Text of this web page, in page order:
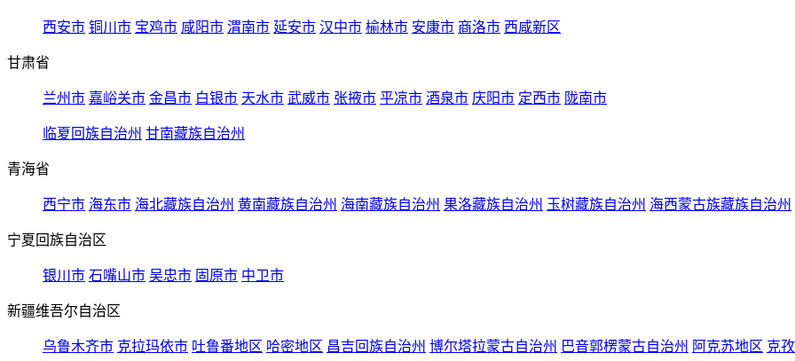
西安市 铜川市 宝鸡市 咸阳市 渭南市 延安市 汉中市 榆林市 安康市 商洛市 西咸新区
甘肃省
兰州市 嘉峪关市 金昌市 白银市 天水市 武威市 张掖市 平凉市 酒泉市 庆阳市 定西市 陇南市
临夏回族自治州 甘南藏族自治州
青海省
西宁市 海东市 海北藏族自治州 黄南藏族自治州 海南藏族自治州 果洛藏族自治州 玉树藏族自治州 海西蒙古族藏族自治州
宁夏回族自治区
银川市 石嘴山市 吴忠市 固原市 中卫市
新疆维吾尔自治区
乌鲁木齐市 克拉玛依市 吐鲁番地区 哈密地区 昌吉回族自治州 博尔塔拉蒙古自治州 巴音郭楞蒙古自治州 阿克苏地区 克